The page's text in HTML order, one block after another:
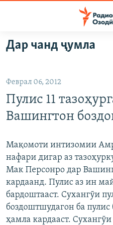
Ҷаҳиш
ба
аслӣ
Ҷаҳиш
ба
феҳристи
Ҷаҳиш
ҷустор
ГӮШАҲО
ҶОМЕА
ОСИЁИ МАРКАЗӢ
ФАРҲАНГ
МЕҲМОНИ ОЗОДӢ
ВАРЗИШ
РӮЗГОРИ МУҲОҶИР
САЛОМ, ХОҲАР
ҶАНГ ДАР УКРАИНА
НАЗАРИ МАРДУМ
БЛОГИСТОН
ОЗОДӢ ОНЛАЙН
ЧАНДРАСОНАӢ
ВИДЕО
НИГОРИСТОН
РӮЙХАТҲО
КИТОБҲОИ ОЗОДӢ
Дар чанд ҷумла
Феврал 06, 2012
Пулис 11
Вашингтон
Мақомоти интизомии
нафари дигар аз
Мак Персонро дар
кардаанд. Пулис аз ин
бардоштааст. Сухангӯи
боздоштшудагон ба
ҳамла кардааст.